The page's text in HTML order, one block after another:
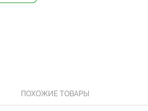
ПОХОЖИЕ ТОВАРЫ